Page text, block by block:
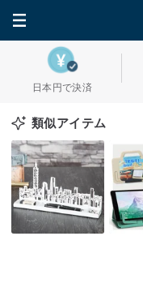
日本円で決済
類似アイテム